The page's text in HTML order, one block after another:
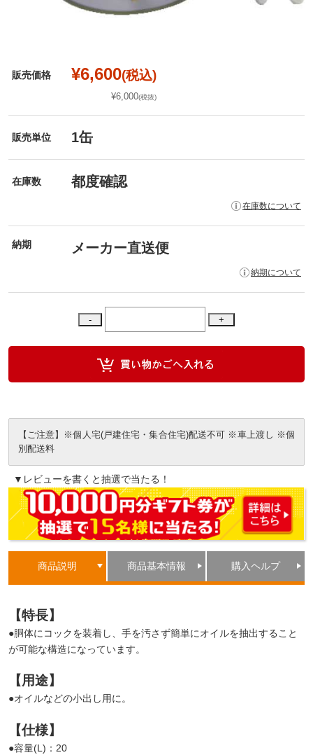
販売価格 ¥6,600(税込)
¥6,000(税抜)
販売単位 1缶
在庫数 都度確認
在庫数について
納期 メーカー直送便
納期について
【ご注意】※個人宅(戸建住宅・集合住宅)配送不可 ※車上渡し ※個
別配送料
▼レビューを書くと抽選で当たる！
商品説明 商品基本情報 購入ヘルプ
【特長】
●胴体にコックを装着し、手を汚さず簡単にオイルを抽出すること
が可能な構造になっています。
【用途】
●オイルなどの小出し用に。
【仕様】
●容量(L)：20